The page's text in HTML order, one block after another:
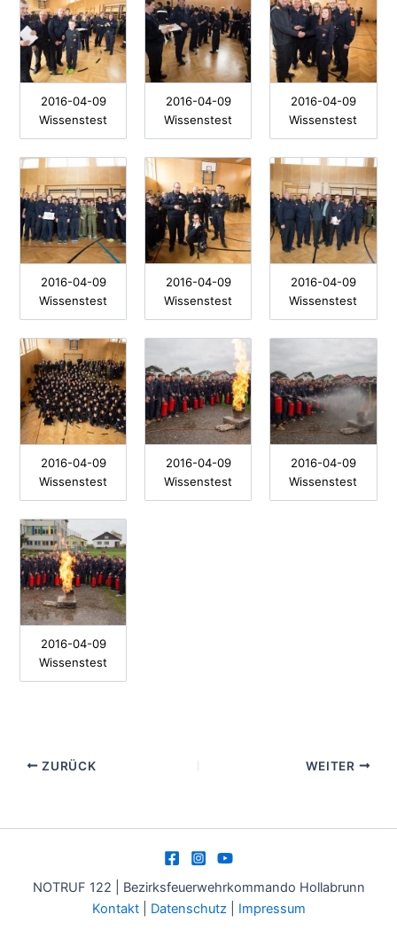
2016-04-09
Wissenstest
2016-04-09
Wissenstest
2016-04-09
Wissenstest
2016-04-09
Wissenstest
2016-04-09
Wissenstest
2016-04-09
Wissenstest
2016-04-09
Wissenstest
2016-04-09
Wissenstest
2016-04-09
Wissenstest
2016-04-09
Wissenstest
ZURÜCK WEITER
NOTRUF 122 | Bezirksfeuerwehrkommando Hollabrunn
Kontakt| Datenschutz Impressum